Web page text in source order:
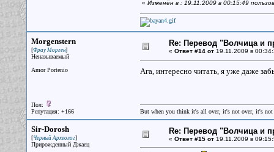
« Изменён в : 19.11.2009 в 00:15:49
Morgenstern
[Фрау Морген]
Неназываемый
Amor Portenio
Пол:
Репутация: +166
Re: Перевод "Волчица и
« Ответ #14 от19.11.2009 в
Ага, интересно читать, я уже даже
But when you think it's all over, it's not over, it's not
Sir-Dorosh
[Черный Археолог]
Прирожденный Джаец
Re: Перевод "Волчица и
« Ответ #15 от19.11.2009 в